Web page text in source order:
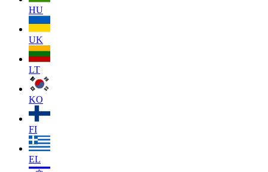
HU
UK
LT
KO
FI
EL